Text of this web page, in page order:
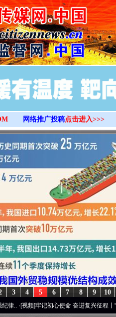
>
网络推广投稿点击进入>>>
10
9
8
7
6
5
4
3
]牢记初心使命 奋进复兴征程丨“转折之城”